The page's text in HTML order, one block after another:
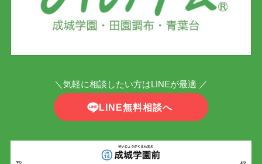
＼気軽に相談したい方はLINEが最適 ／
LINE無料相談へ